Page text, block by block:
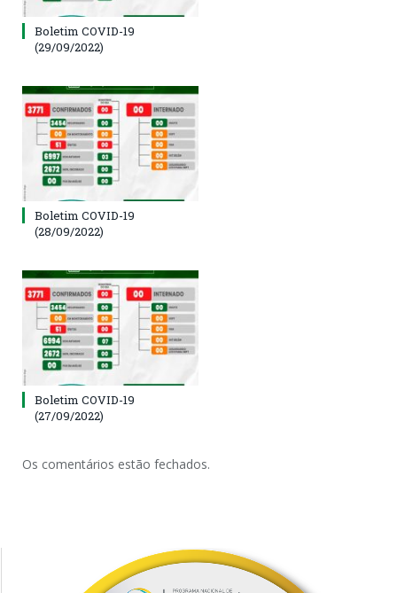
Boletim COVID-19
(29/09/2022)
Boletim COVID-19
(28/09/2022)
Boletim COVID-19
(27/09/2022)
Os comentários estão fechados.